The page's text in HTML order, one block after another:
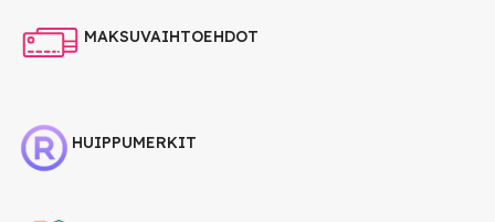
MAKSUVAIHTOEHDOT
HUIPPUMERKIT